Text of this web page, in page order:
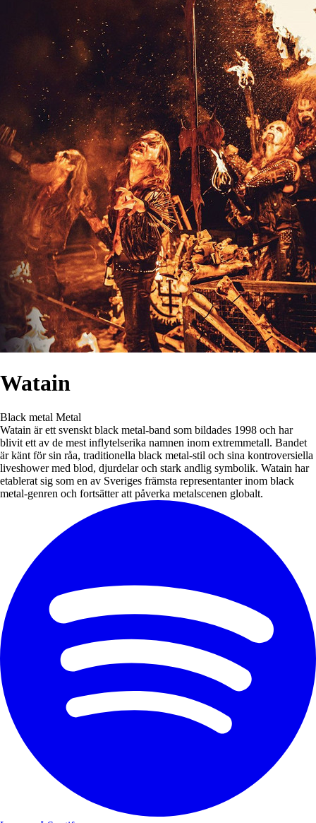
Watain
Black metal Metal
Watain är ett svenskt black metal-band som bildades 1998 och har
blivit ett av de mest inflytelserika namnen inom extremmetall. Bandet
är känt för sin råa, traditionella black metal-stil och sina kontroversiella
liveshower med blod, djurdelar och stark andlig symbolik. Watain har
etablerat sig som en av Sveriges främsta representanter inom black
metal-genren och fortsätter att påverka metalscenen globalt.